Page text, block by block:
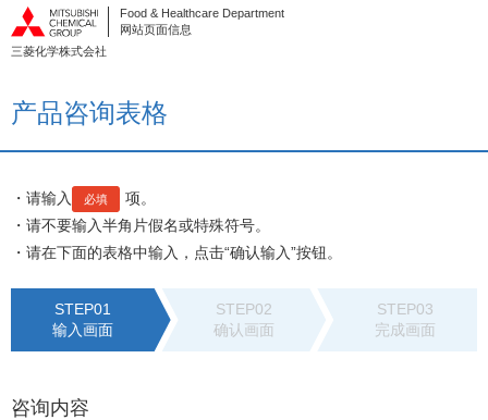
Food & Healthcare Department
网站页面信息
三菱化学株式会社
产品咨询表格
・请输入 必填
项。
・请不要输入半角片假名或特殊符号。
・请在下面的表格中输入，点击“确认输入”按钮。
STEP01
输入画面
STEP02
确认画面
STEP03
完成画面
咨询内容